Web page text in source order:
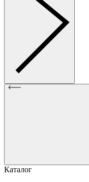
Каталог